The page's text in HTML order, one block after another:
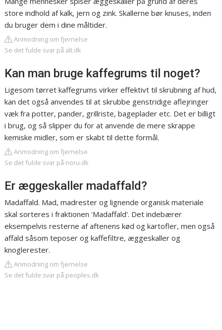
store indhold af kalk, jern og zink. Skallerne bør knuses, inden
du bruger dem i dine måltider.
Anmodning om fjernelse
Se det fulde svar på alt.dk
Kan man bruge kaffegrums til noget?
Ligesom tørret kaffegrums virker effektivt til skrubning af hud,
kan det også anvendes til at skrubbe genstridige aflejringer
væk fra potter, pander, grillriste, bageplader etc. Det er billigt
i brug, og så slipper du for at anvende de mere skrappe
kemiske midler, som er skabt til dette formål.
Anmodning om fjernelse
Se det fulde svar på noru.dk
Er æggeskaller madaffald?
Madaffald. Mad, madrester og lignende organisk materiale
skal sorteres i fraktionen 'Madaffald'. Det indebærer
eksempelvis resterne af aftenens kød og kartofler, men også
affald såsom teposer og kaffefiltre, æggeskaller og
knoglerester.
Anmodning om fjernelse
Se det fulde svar på peoples.dk